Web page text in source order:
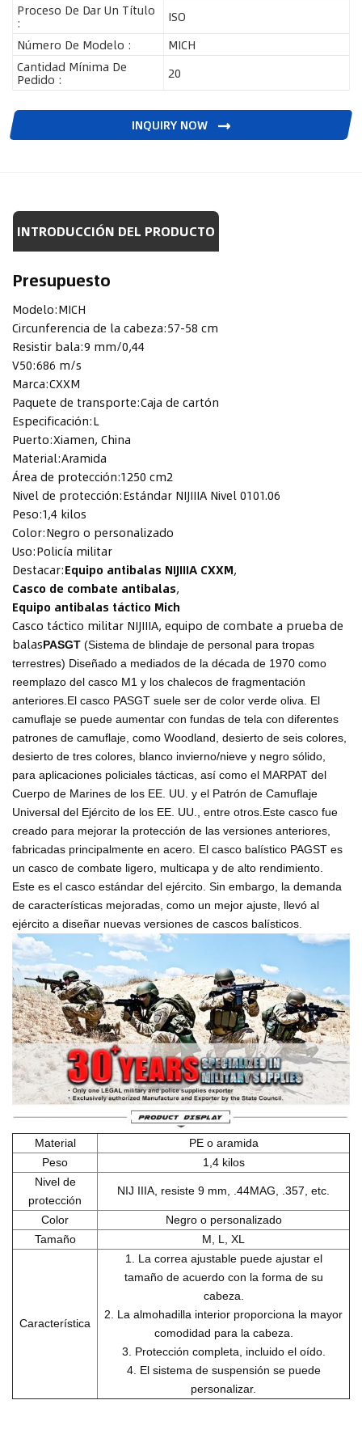
Proceso De Dar Un Título
:
ISO
Número De Modelo :
MICH
Cantidad Mínima De
Pedido : 20
INQUIRY NOW
INTRODUCCIÓN DEL PRODUCTO
Presupuesto
Modelo:MICH
Circunferencia de la cabeza:57-58 cm
Resistir bala:9 mm/0,44
V50:686 m/s
Marca:CXXM
Paquete de transporte:Caja de cartón
Especificación:L
Puerto:Xiamen, China
Material:Aramida
Área de protección:1250 cm2
Nivel de protección:Estándar NIJIIIA Nivel 0101.06
Peso:1,4 kilos
Color:Negro o personalizado
Uso:Policía militar
Destacar:Equipo antibalas NIJIIIA CXXM,
Casco de combate antibalas,
Equipo antibalas táctico Mich
Casco táctico militar NIJIIIA, equipo de combate a prueba de
balasPASGT (Sistema de blindaje de personal para tropas
terrestres) Diseñado a mediados de la década de 1970 como
reemplazo del casco M1 y los chalecos de fragmentación
anteriores. El casco PASGT suele ser de color verde oliva. El
camuflaje se puede aumentar con fundas de tela con diferentes
patrones de camuflaje, como Woodland, desierto de seis colores,
desierto de tres colores, blanco invierno/nieve y negro sólido,
para aplicaciones policiales tácticas, así como el MARPAT del
Cuerpo de Marines de los EE. UU. y el Patrón de Camuflaje
Universal del Ejército de los EE. UU., entre otros. Este casco fue
creado para mejorar la protección de las versiones anteriores,
fabricadas principalmente en acero. El casco balístico PAGST es
un casco de combate ligero, multicapa y de alto rendimiento.
Este es el casco estándar del ejército. Sin embargo, la demanda
de características mejoradas, como un mejor ajuste, llevó al
ejército a diseñar nuevas versiones de cascos balísticos.
Material
PE o aramida
Peso
1,4 kilos
Nivel de
protección
NIJ IIIA, resiste 9 mm, .44MAG, .357, etc.
Color
Negro o personalizado
Tamaño
M, L, XL
Característica
1. La correa ajustable puede ajustar el
tamaño de acuerdo con la forma de su
cabeza.
2. La almohadilla interior proporciona la mayor
comodidad para la cabeza.
3. Protección completa, incluido el oído.
4. El sistema de suspensión se puede
personalizar.